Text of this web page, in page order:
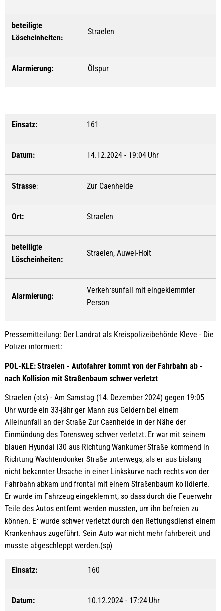
beteiligte
Löscheinheiten:
Straelen
Alarmierung: Ölspur
Einsatz: 161
Datum: 14.12.2024 - 19:04 Uhr
Strasse: Zur Caenheide
Ort: Straelen
beteiligte
Löscheinheiten:
Straelen, Auwel-Holt
Alarmierung:
Verkehrsunfall mit eingeklemmter
Person
Pressemitteilung: Der Landrat als Kreispolizeibehörde Kleve - Die
Polizei informiert:
POL-KLE: Straelen - Autofahrer kommt von der Fahrbahn ab -
nach Kollision mit Straßenbaum schwer verletzt
Straelen (ots) - Am Samstag (14. Dezember 2024) gegen 19:05
Uhr wurde ein 33-jähriger Mann aus Geldern bei einem
Alleinunfall an der Straße Zur Caenheide in der Nähe der
Einmündung des Torensweg schwer verletzt. Er war mit seinem
blauen Hyundai i30 aus Richtung Wankumer Straße kommend in
Richtung Wachtendonker Straße unterwegs, als er aus bislang
nicht bekannter Ursache in einer Linkskurve nach rechts von der
Fahrbahn abkam und frontal mit einem Straßenbaum kollidierte.
Er wurde im Fahrzeug eingeklemmt, so dass durch die Feuerwehr
Teile des Autos entfernt werden mussten, um ihn befreien zu
können. Er wurde schwer verletzt durch den Rettungsdienst einem
Krankenhaus zugeführt. Sein Auto war nicht mehr fahrbereit und
musste abgeschleppt werden.(sp)
Einsatz: 160
Datum: 10.12.2024 - 17:24 Uhr